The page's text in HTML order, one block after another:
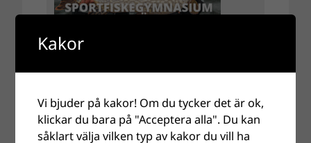
Kakor
Vi bjuder på kakor! Om du tycker det är ok,
klickar du bara på "Acceptera alla". Du kan
såklart välja vilken typ av kakor du vill ha